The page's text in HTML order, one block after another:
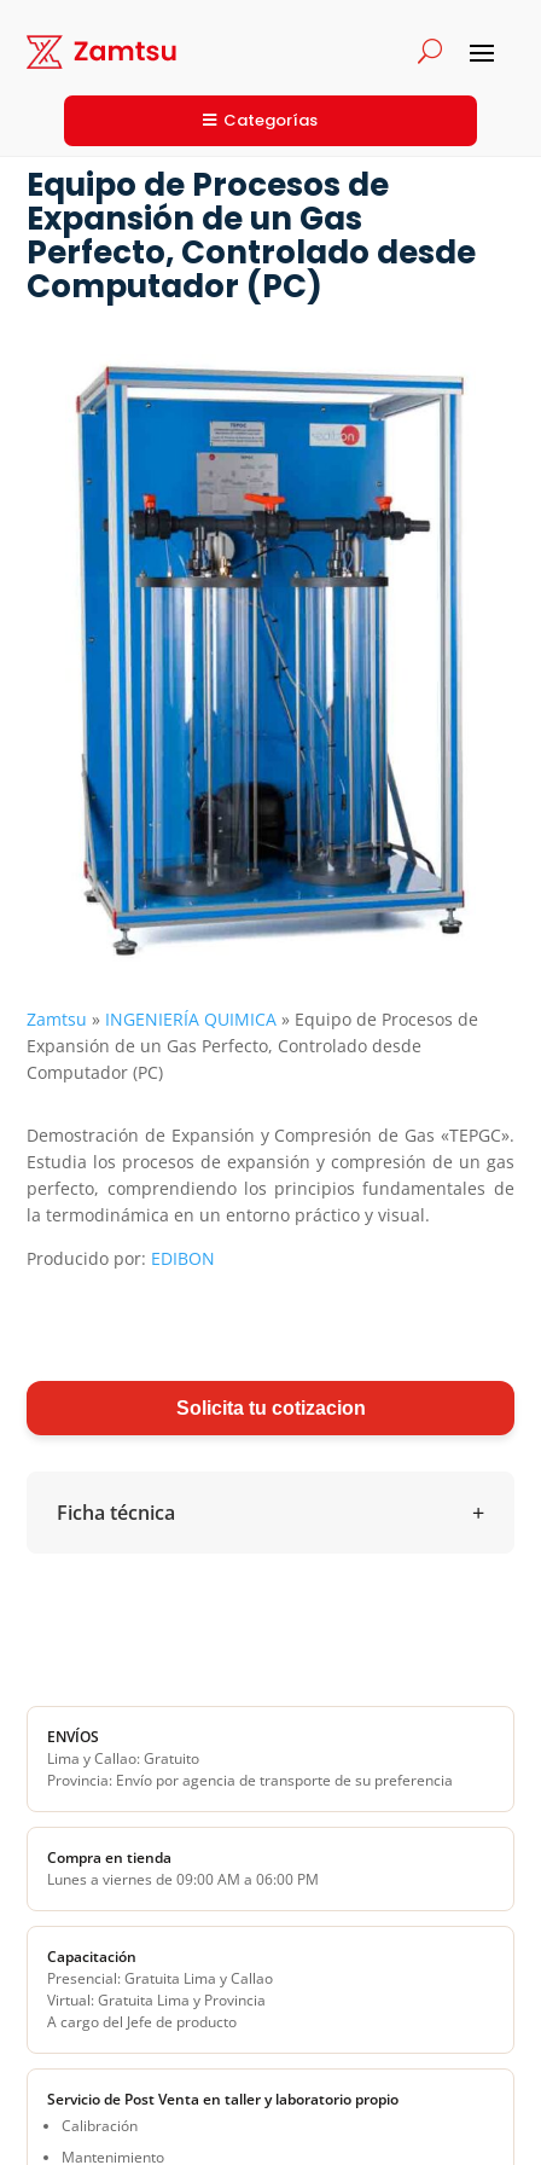
Categorías
Zamtsu » INGENIERÍA QUIMICA » Equipo de Procesos de
Expansión de un Gas Perfecto, Controlado desde
Computador (PC)
Equipo de Procesos de
Expansión de un Gas
Perfecto, Controlado desde
Computador (PC)
Demostración de Expansión y Compresión de Gas «TEPGC».
Estudia los procesos de expansión y compresión de un gas
perfecto, comprendiendo los principios fundamentales de
la termodinámica en un entorno práctico y visual.
Producido por: EDIBON
Solicita tu cotizacion
Ficha técnica
ENVÍOS
Lima y Callao: Gratuito
Provincia: Envío por agencia de transporte de su preferencia
Compra en tienda
Lunes a viernes de 09:00 AM a 06:00 PM
Capacitación
Presencial: Gratuita Lima y Callao
Virtual: Gratuita Lima y Provincia
A cargo del Jefe de producto
Servicio de Post Venta en taller y laboratorio propio
Calibración
Mantenimiento